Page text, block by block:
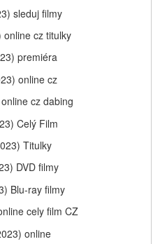
sleduj filmy
online cz titulky
premiéra
online cz
cz dabing
Celý Film
Titulky
DVD filmy
Blu-ray filmy
cely film CZ
online